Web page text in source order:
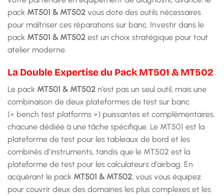
pack MT501 & MT502 vous dote des outils nécessaires
pour maîtriser ces réparations sur banc. Investir dans le
pack MT501 & MT502 est un choix stratégique pour tout
atelier moderne.
La Double Expertise du Pack MT501 & MT502
Le pack MT501 & MT502 n’est pas un seul outil, mais une
combinaison de deux plateformes de test sur banc
(« bench test platforms ») puissantes et complémentaires,
chacune dédiée à une tâche spécifique. Le MT501 est la
plateforme de test pour les tableaux de bord et les
combinés d’instruments, tandis que le MT502 est la
plateforme de test pour les calculateurs d’airbag. En
acquérant le pack MT501 & MT502, vous vous équipez
pour couvrir deux des domaines les plus complexes et les